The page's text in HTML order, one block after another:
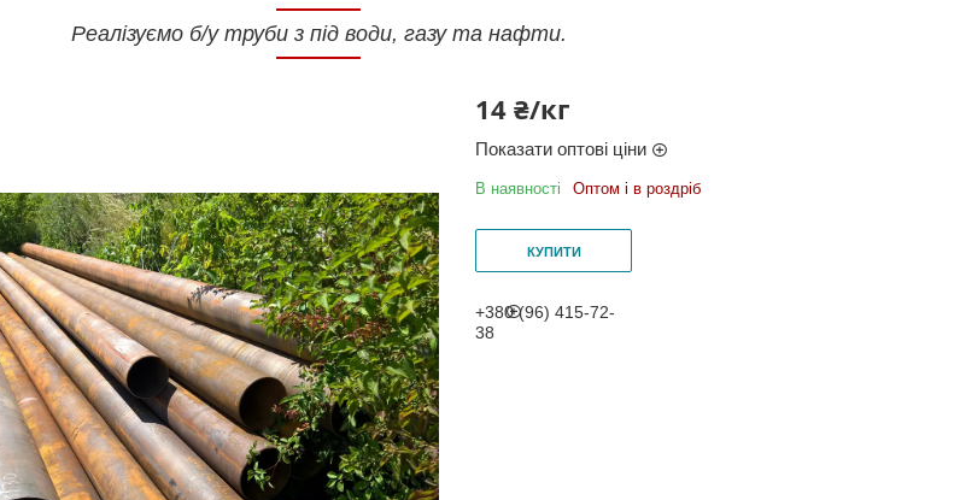
Реалізуємо б/у труби з під води, газу та нафти.
14 ₴/кг
Показати оптові ціни
В наявності Оптом і в роздріб
КУПИТИ
+380 (96) 415-72-
38